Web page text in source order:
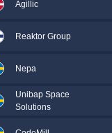
Agillic
Reaktor Group
Nepa
Unibap Space
Solutions